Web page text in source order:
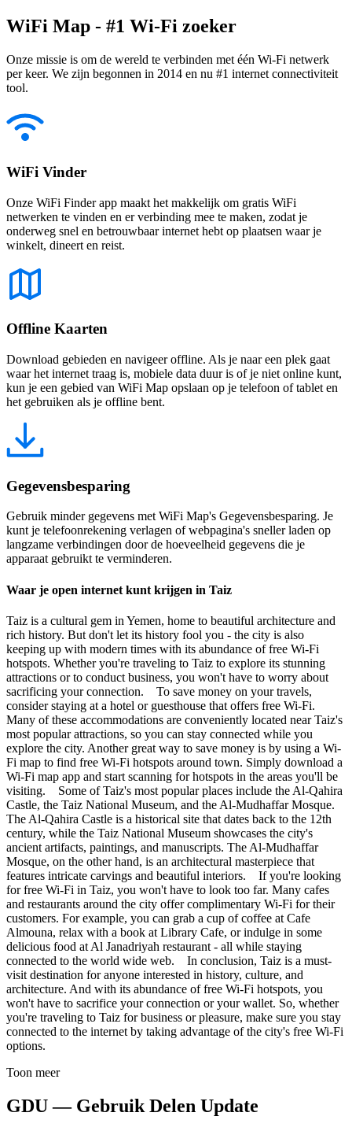
WiFi Map - #1 Wi-Fi zoeker
Onze missie is om de wereld te verbinden met één Wi-Fi netwerk
per keer. We zijn begonnen in 2014 en nu #1 internet connectiviteit
tool.
WiFi Vinder
Onze WiFi Finder app maakt het makkelijk om gratis WiFi
netwerken te vinden en er verbinding mee te maken, zodat je
onderweg snel en betrouwbaar internet hebt op plaatsen waar je
winkelt, dineert en reist.
Offline Kaarten
Download gebieden en navigeer offline. Als je naar een plek gaat
waar het internet traag is, mobiele data duur is of je niet online kunt,
kun je een gebied van WiFi Map opslaan op je telefoon of tablet en
het gebruiken als je offline bent.
Gegevensbesparing
Gebruik minder gegevens met WiFi Map's Gegevensbesparing. Je
kunt je telefoonrekening verlagen of webpagina's sneller laden op
langzame verbindingen door de hoeveelheid gegevens die je
apparaat gebruikt te verminderen.
Waar je open internet kunt krijgen in Taiz
Taiz is a cultural gem in Yemen, home to beautiful architecture and
rich history. But don't let its history fool you - the city is also
keeping up with modern times with its abundance of free Wi-Fi
hotspots. Whether you're traveling to Taiz to explore its stunning
attractions or to conduct business, you won't have to worry about
sacrificing your connection. To save money on your travels,
consider staying at a hotel or guesthouse that offers free Wi-Fi.
Many of these accommodations are conveniently located near Taiz's
most popular attractions, so you can stay connected while you
explore the city. Another great way to save money is by using a Wi-
Fi map to find free Wi-Fi hotspots around town. Simply download a
Wi-Fi map app and start scanning for hotspots in the areas you'll be
visiting. Some of Taiz's most popular places include the Al-Qahira
Castle, the Taiz National Museum, and the Al-Mudhaffar Mosque.
The Al-Qahira Castle is a historical site that dates back to the 12th
century, while the Taiz National Museum showcases the city's
ancient artifacts, paintings, and manuscripts. The Al-Mudhaffar
Mosque, on the other hand, is an architectural masterpiece that
features intricate carvings and beautiful interiors. If you're looking
for free Wi-Fi in Taiz, you won't have to look too far. Many cafes
and restaurants around the city offer complimentary Wi-Fi for their
customers. For example, you can grab a cup of coffee at Cafe
Almouna, relax with a book at Library Cafe, or indulge in some
delicious food at Al Janadriyah restaurant - all while staying
connected to the world wide web. In conclusion, Taiz is a must-
visit destination for anyone interested in history, culture, and
architecture. And with its abundance of free Wi-Fi hotspots, you
won't have to sacrifice your connection or your wallet. So, whether
you're traveling to Taiz for business or pleasure, make sure you stay
connected to the internet by taking advantage of the city's free Wi-Fi
options.
Toon meer
GDU — Gebruik Delen Update